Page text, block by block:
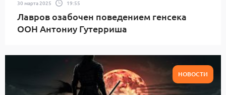
30 марта 2025 19:55
Лавров озабочен поведением генсека
ООН Антониу Гутерриша
НОВОСТИ